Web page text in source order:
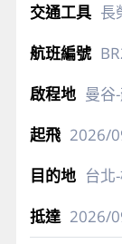
長
曼谷
2026/
台北
2026/